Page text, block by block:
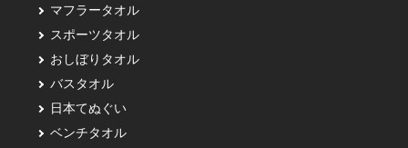
マフラータオル
スポーツタオル
おしぼりタオル
バスタオル
日本てぬぐい
ベンチタオル